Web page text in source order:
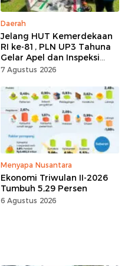
Daerah
Jelang HUT Kemerdekaan
RI ke-81, PLN UP3 Tahuna
Gelar Apel dan Inspeksi
Peralatan, Pastikan
7 Agustus 2026
Menyapa Nusantara
Ekonomi Triwulan II-2026
Tumbuh 5,29 Persen
6 Agustus 2026